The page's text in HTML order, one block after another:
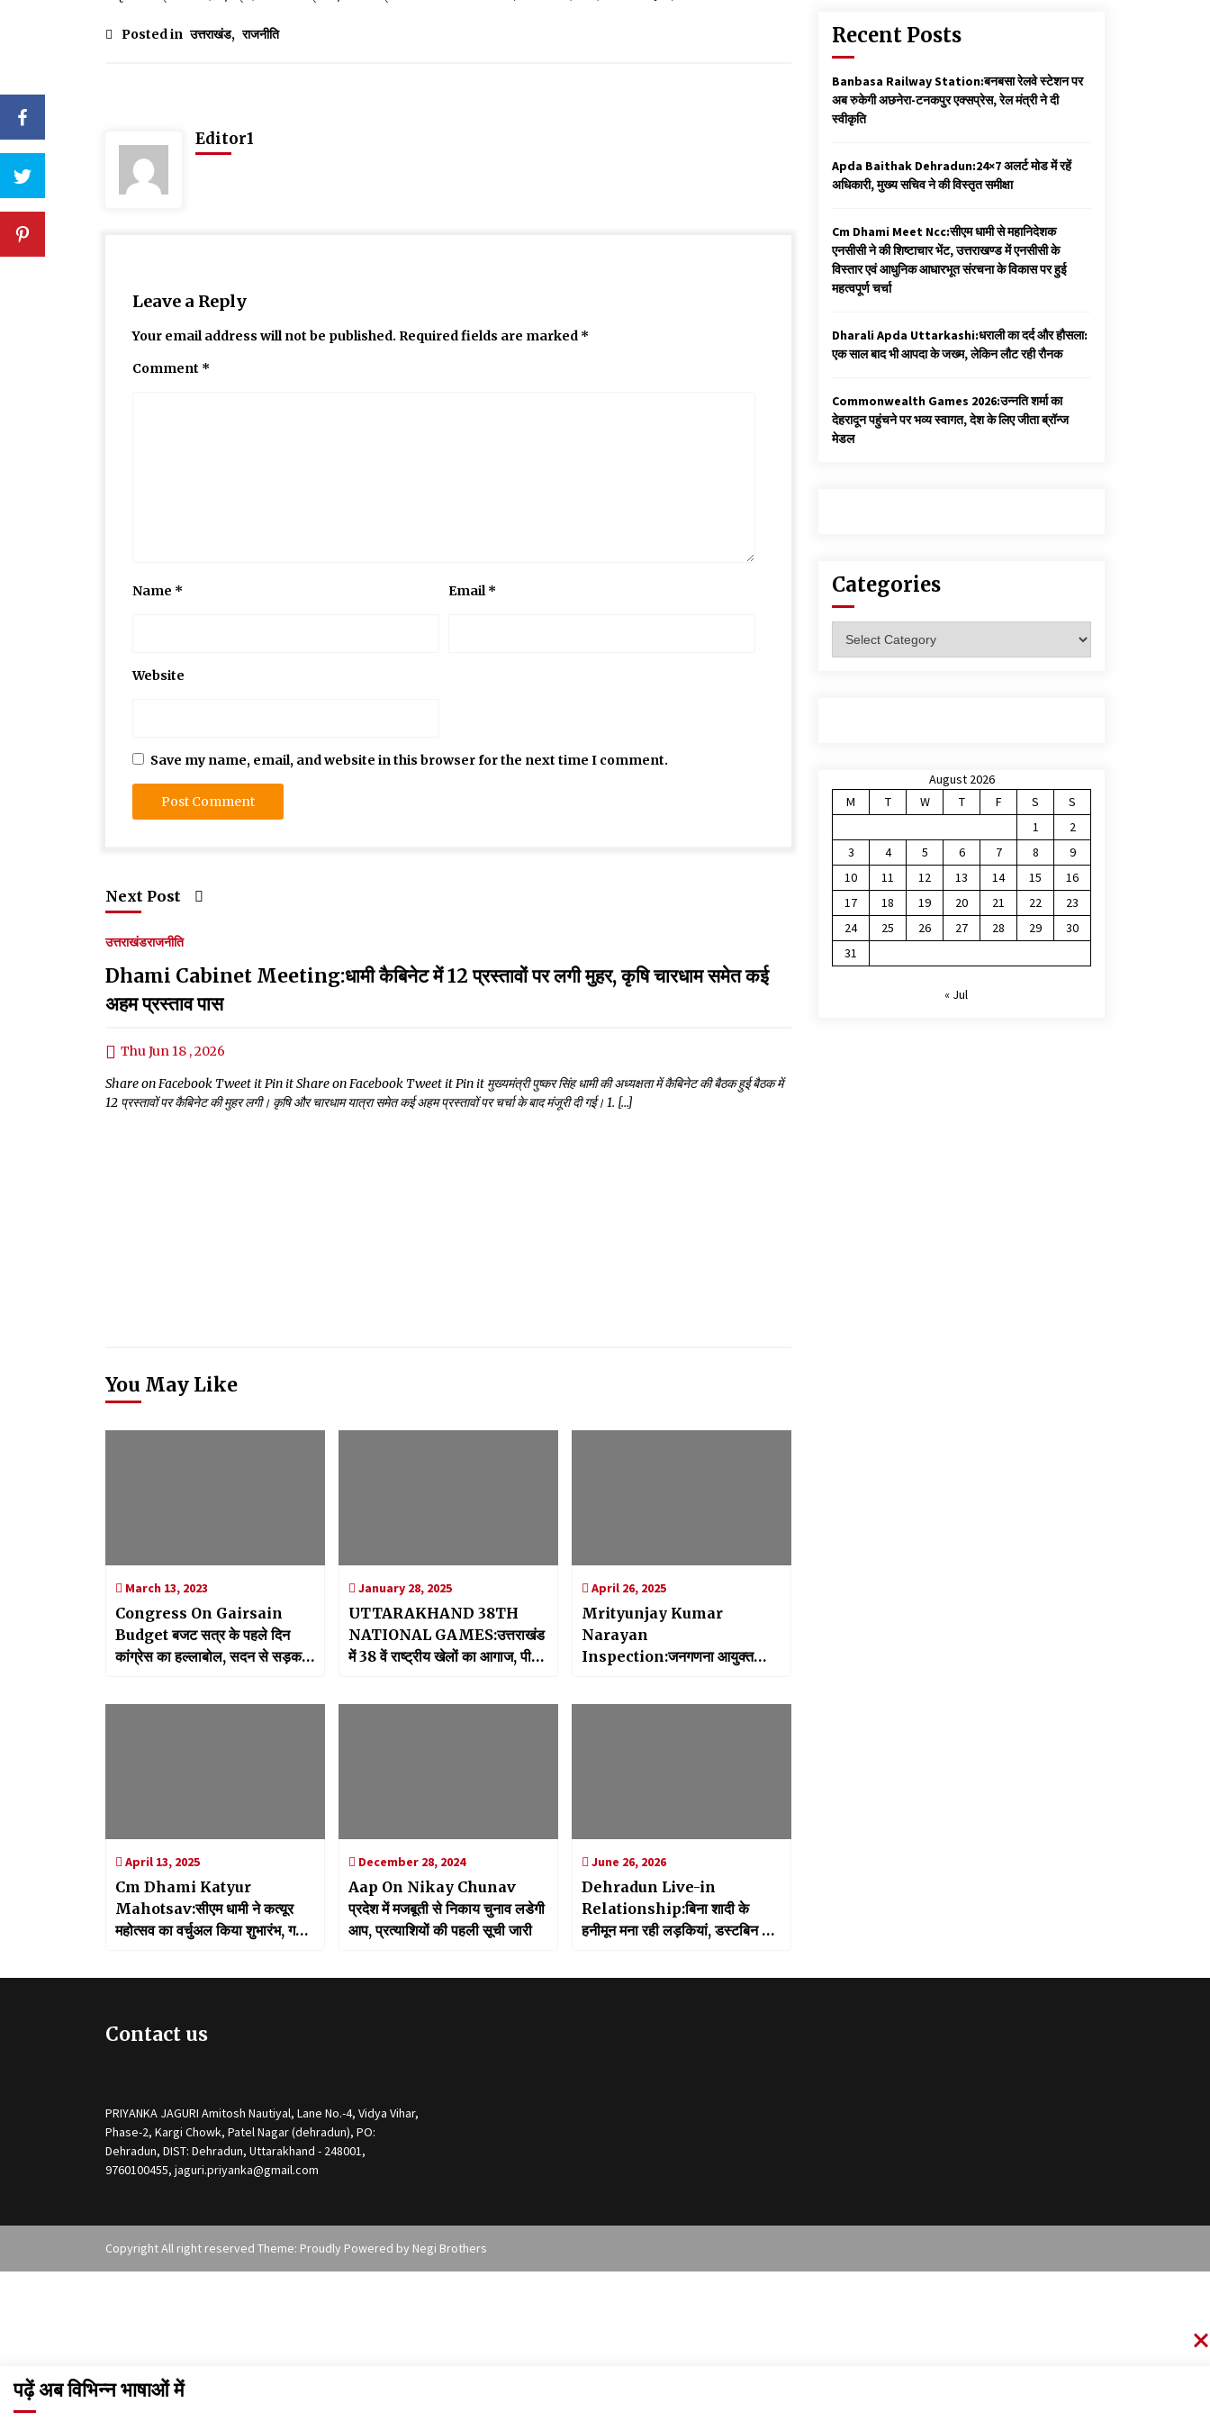
Posted in उत्तराखंड, राजनीति
Editor1
Leave a Reply
Your email address will not be published. Required fields are marked *
Comment *
Name * Email*
Website
Save my name, email, and website in this browser for the next time I comment.
Next Post
उत्तराखंडराजनीति
Dhami Cabinet Meeting:धामी कैबिनेट में 12 प्रस्तावों पर लगी मुहर, कृषि चारधाम समेत कई
अहम प्रस्ताव पास
Thu Jun 18 , 2026
Share on Facebook Tweet it Pin it Share on Facebook Tweet it Pin it मुख्यमंत्री पुष्कर सिंह धामी की अध्यक्षता में कैबिनेट की बैठक हुई बैठक में
12 प्रस्तावों पर कैबिनेट की मुहर लगी। कृषि और चारधाम यात्रा समेत कई अहम प्रस्तावों पर चर्चा के बाद मंजूरी दी गई। 1. […]
You May Like
March 13, 2023
Congress On Gairsain
Budget बजट सत्र के पहले दिन
कांग्रेस का हल्लाबोल, सदन से सड़क
January 28, 2025
UTTARAKHAND 38TH
NATIONAL GAMES:उत्तराखंड
में 38 वें राष्ट्रीय खेलों का आगाज, पीएम
April 26, 2025
Mrityunjay Kumar
Narayan
Inspection:जनगणना आयुक्त
April 13, 2025
Cm Dhami Katyur
Mahotsav:सीएम धामी ने कत्यूर
महोत्सव का वर्चुअल किया शुभारंभ, गरुड़
December 28, 2024
Aap On Nikay Chunav
प्रदेश में मजबूती से निकाय चुनाव लडेगी
आप, प्रत्याशियों की पहली सूची जारी
June 26, 2026
Dehradun Live-in
Relationship:बिना शादी के
हनीमून मना रही लड़कियां, डस्टबिन में
Recent Posts
Banbasa Railway Station:बनबसा रेलवे स्टेशन पर
अब रुकेगी अछनेरा-टनकपुर एक्सप्रेस, रेल मंत्री ने दी
स्वीकृति
Apda Baithak Dehradun:24×7 अलर्ट मोड में रहें
अधिकारी, मुख्य सचिव ने की विस्तृत समीक्षा
Cm Dhami Meet Ncc:सीएम धामी से महानिदेशक
एनसीसी ने की शिष्टाचार भेंट, उत्तराखण्ड में एनसीसी के
विस्तार एवं आधुनिक आधारभूत संरचना के विकास पर हुई
महत्वपूर्ण चर्चा
Dharali Apda Uttarkashi:धराली का दर्द और हौसला:
एक साल बाद भी आपदा के जख्म, लेकिन लौट रही रौनक
Commonwealth Games 2026:उन्नति शर्मा का
देहरादून पहुंचने पर भव्य स्वागत, देश के लिए जीता ब्रॉन्ज
मेडल
Categories
August 2026
M
T W T F S
S
1
2
3
4 5 6 7 8
9
10
11 12 13 14 15
16
17
18 19 20 21 22
23
24
25 26 27 28 29
30
31
« Jul
Contact us
PRIYANKA JAGURI Amitosh Nautiyal, Lane No.-4, Vidya Vihar,
Phase-2, Kargi Chowk, Patel Nagar (dehradun), PO:
Dehradun, DIST: Dehradun, Uttarakhand - 248001,
9760100455, jaguri.priyanka@gmail.com
Copyright All right reserved Theme: Proudly Powered by Negi Brothers
पढ़ें अब विभिन्न भाषाओं में